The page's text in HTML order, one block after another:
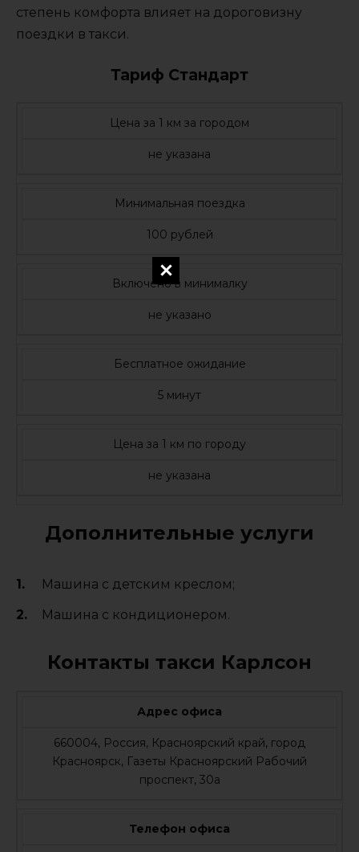
степень комфорта влияет на дороговизну
поездки в такси.
Тариф Стандарт
Цена за 1 км за городом
не указана
Минимальная поездка
100 рублей
Включено в минималку
не указано
Бесплатное ожидание
5 минут
Цена за 1 км по городу
не указана
Дополнительные услуги
Машина с детским креслом;
Машина с кондиционером.
Контакты такси Карлсон
Адрес офиса
660004, Россия, Красноярский край, город
Красноярск, Газеты Красноярский Рабочий
проспект, 30а
Телефон офиса